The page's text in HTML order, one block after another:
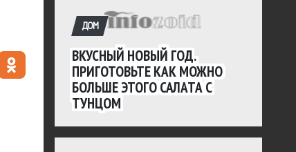
ДОМ
ВКУСНЫЙ НОВЫЙ ГОД.
ПРИГОТОВЬТЕ КАК МОЖНО
БОЛЬШЕ ЭТОГО САЛАТА С
ТУНЦОМ